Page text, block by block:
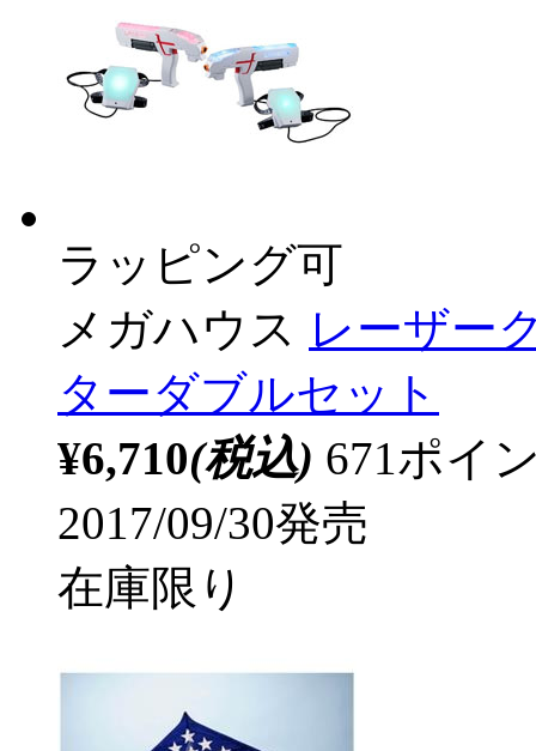
ラッピング可
メガハウス レーザー
ターダブルセット
¥6,710(税込) 671ポイ
2017/09/30発売
在庫限り